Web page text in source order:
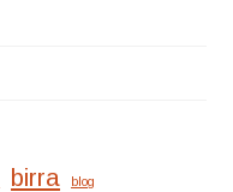
birra blog